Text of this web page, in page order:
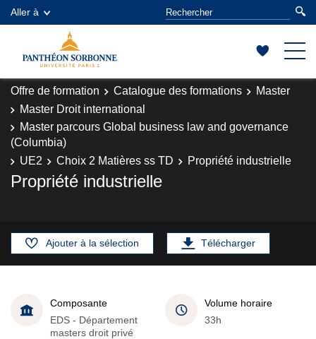
Aller à
Offre de formation Catalogue des formations
Master
Master Droit international
Master parcours Global business law and governance
(Columbia)
UE2
Choix 2 Matières ss TD Propriété industrielle
Propriété industrielle
Ajouter à la sélection Télécharger
Composante
EDS - Département
masters droit privé
Volume horaire
33h